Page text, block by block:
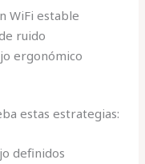
WiFi estable
ruido
ergonómico
estas estrategias:
definidos